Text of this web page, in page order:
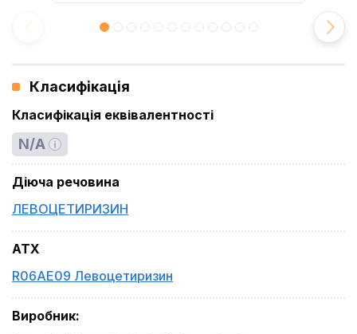
Класифікація
Класифікація еквівалентності
N/A
Діюча речовина
ЛЕВОЦЕТИРИЗИН
ATX
R06AE09 Левоцетиризин
Виробник: